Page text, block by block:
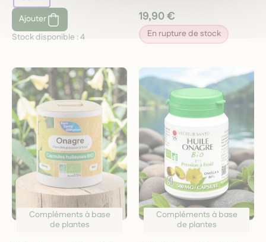
Ajouter
Stock disponible :4
19,90 €
En rupture de stock
Compléments à base
de plantes
Compléments à base
de plantes